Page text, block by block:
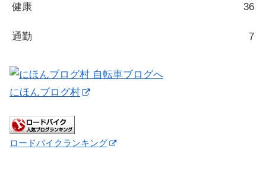
健康 36
通勤 7
にほんブログ村
ロードバイクランキング